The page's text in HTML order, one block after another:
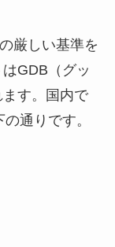
厳しい基準を
GDB（グッ
す。国内で
通りです。